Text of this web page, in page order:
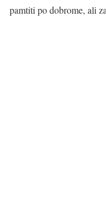
pamtiti po dobrome, ali